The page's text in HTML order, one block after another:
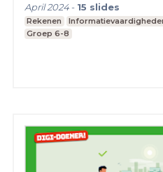
April 2024- 15 slides
Rekenen
Groep 6-8